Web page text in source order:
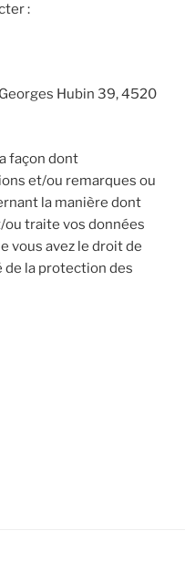
:
Hubin 39, 4520
façon dont
et/ou remarques ou
la manière dont
traite vos données
vous avez le droit de
de la protection des